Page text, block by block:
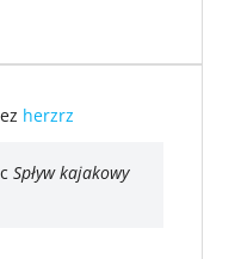
herzrz
Spływ kajakowy